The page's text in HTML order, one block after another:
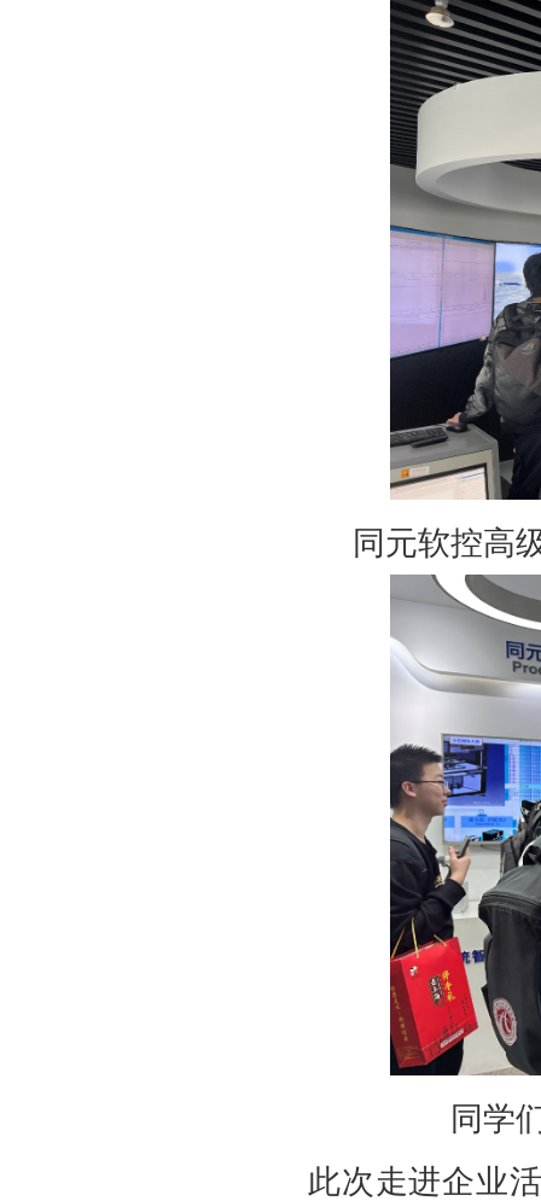
同元软控高
同学
此次走进企业